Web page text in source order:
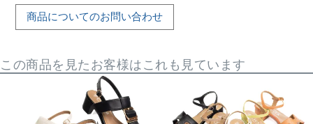
商品についてのお問い合わせ
この商品を見たお客様はこれも見ています